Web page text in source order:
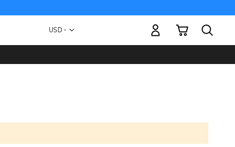
Moneda
USD -
Mi carrito